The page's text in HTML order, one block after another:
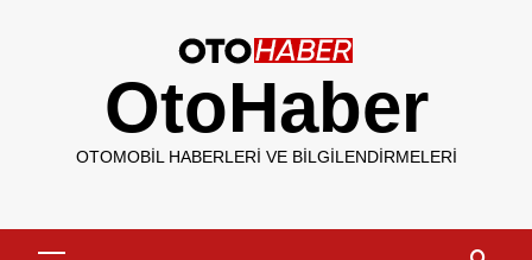
OtoHaber
OTOMOBIL HABERLERI VE BILGILENDIRMELERI